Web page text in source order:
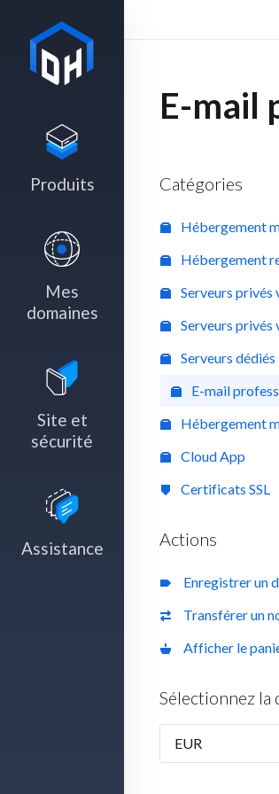
Produits
Mes
domaines
Site et
sécurité
Assistance
E-mail
Catégories
Hébergement
Hébergement
Serveurs privés
Serveurs
Serveurs
E-mail
Hébergement
Cloud App
Certificats SSL
Actions
Enregistrer un
Transférer un
Afficher le
Sélectionnez la